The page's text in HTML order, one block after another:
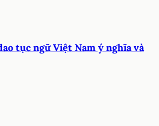
tục ngữ Việt Nam ý nghĩa và